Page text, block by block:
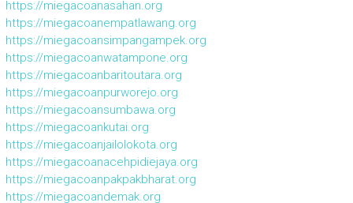
https://miegacoanasahan.org
https://miegacoanempatlawang.org
https://miegacoansimpangampek.org
https://miegacoanwatampone.org
https://miegacoanbaritoutara.org
https://miegacoanpurworejo.org
https://miegacoansumbawa.org
https://miegacoankutai.org
https://miegacoanjailolokota.org
https://miegacoanacehpidiejaya.org
https://miegacoanpakpakbharat.org
https://miegacoandemak.org